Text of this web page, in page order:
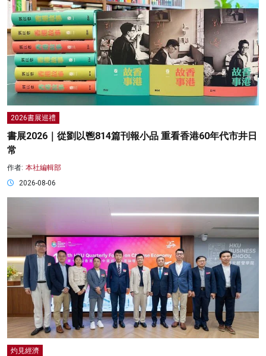
2026書展巡禮
書展2026｜從劉以鬯814篇刊報小品 重看香港60年代市井日
常
作者: 本社編輯部
2026-08-06
灼見經濟